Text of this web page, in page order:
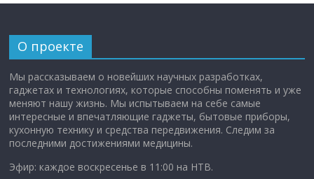
О проекте
Мы рассказываем о новейших научных разработках,
гаджетах и технологиях, которые способны поменять и уже
меняют нашу жизнь. Мы испытываем на себе самые
интересные и впечатляющие гаджеты, бытовые приборы,
кухонную технику и средства передвижения. Следим за
последними достижениями медицины.
Эфир: каждое воскресенье в 11:00 на НТВ.